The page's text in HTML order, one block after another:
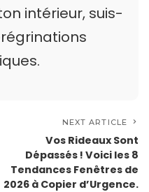
intérieur, suis-
NEXT ARTICLE
Vos Rideaux Sont
Dépassés ! Voici les 8
Tendances Fenêtres de
2026 à Copier d’Urgence.